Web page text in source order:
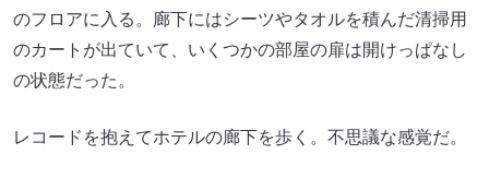
のフロアに入る。廊下にはシーツやタオルを積んだ清掃用
のカートが出ていて、いくつかの部屋の扉は開けっぱなし
の状態だった。
レコードを抱えてホテルの廊下を歩く。不思議な感覚だ。